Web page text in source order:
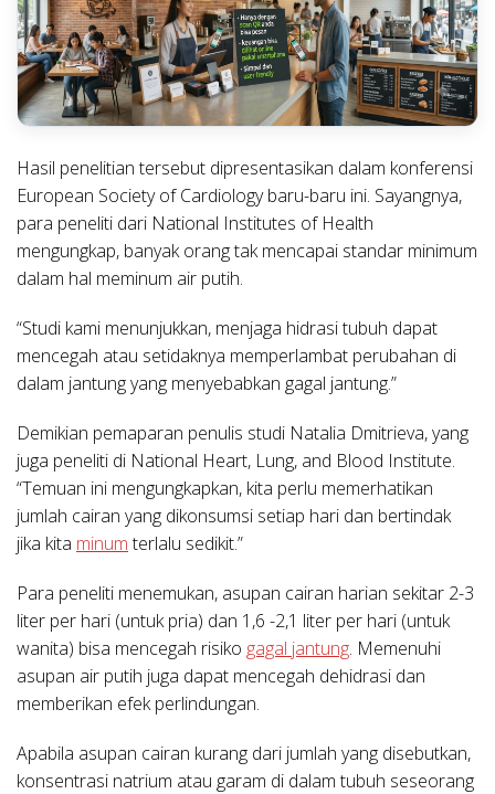
Hasil penelitian tersebut dipresentasikan dalam konferensi
European Society of Cardiology baru-baru ini. Sayangnya,
para peneliti dari National Institutes of Health
mengungkap, banyak orang tak mencapai standar minimum
dalam hal meminum air putih.
“Studi kami menunjukkan, menjaga hidrasi tubuh dapat
mencegah atau setidaknya memperlambat perubahan di
dalam jantung yang menyebabkan gagal jantung.”
Demikian pemaparan penulis studi Natalia Dmitrieva, yang
juga peneliti di National Heart, Lung, and Blood Institute.
“Temuan ini mengungkapkan, kita perlu memerhatikan
jumlah cairan yang dikonsumsi setiap hari dan bertindak
jika kita minumterlalu sedikit.”
Para peneliti menemukan, asupan cairan harian sekitar 2-3
liter per hari (untuk pria) dan 1,6 -2,1 liter per hari (untuk
wanita) bisa mencegah risiko gagal jantung. Memenuhi
asupan air putih juga dapat mencegah dehidrasi dan
memberikan efek perlindungan.
Apabila asupan cairan kurang dari jumlah yang disebutkan,
konsentrasi natrium atau garam di dalam tubuh seseorang